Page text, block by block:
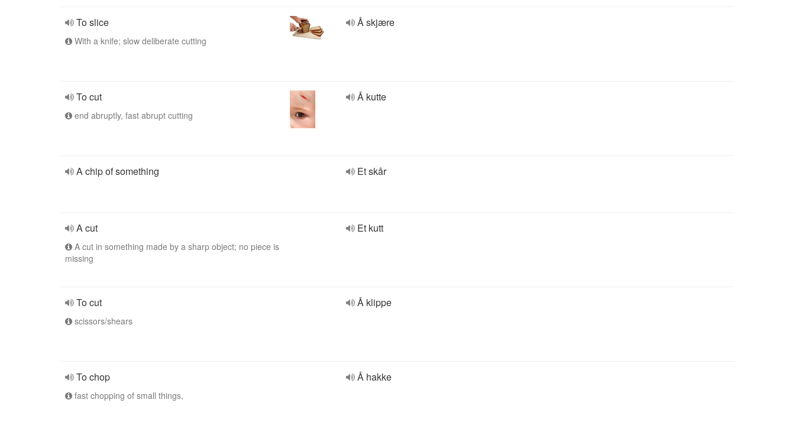
To slice
With a knife; slow deliberate cutting
Å skjære
To cut
end abruptly, fast abrupt cutting
Å kutte
A chip of something Et skår
A cut
A cut in something made by a sharp object; no piece is
missing
Et kutt
To cut
scissors/shears
Å klippe
To chop
fast chopping of small things,
Å hakke